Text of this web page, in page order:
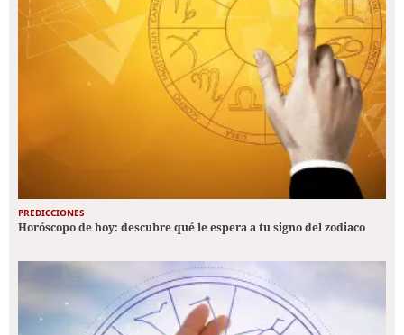
PREDICCIONES
Horóscopo de hoy: descubre qué le espera a tu signo del zodiaco